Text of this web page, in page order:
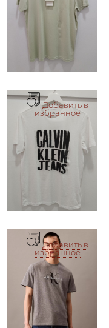
Добавить в
избранное
Добавить в
избранное